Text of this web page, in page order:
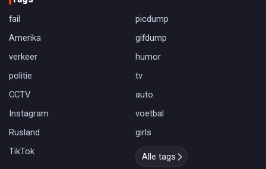
fail
picdump
Amerika
gifdump
verkeer
humor
politie
tv
CCTV
auto
Instagram
voetbal
Rusland
girls
TikTok
Alle tags